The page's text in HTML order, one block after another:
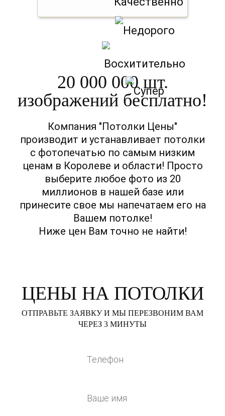
20 000 000 шт.
изображений бесплатно!
Компания "Потолки Цены"
производит и устанавливает потолки
с фотопечатью по самым низким
ценам в Королеве и области! Просто
выберите любое фото из 20
миллионов в нашей базе или
принесите свое мы напечатаем его на
Вашем потолке!
Ниже цен Вам точно не найти!
ЦЕНЫ НА ПОТОЛКИ
ОТПРАВЬТЕ ЗАЯВКУ И МЫ ПЕРЕЗВОНИМ ВАМ
ЧЕРЕЗ 3 МИНУТЫ